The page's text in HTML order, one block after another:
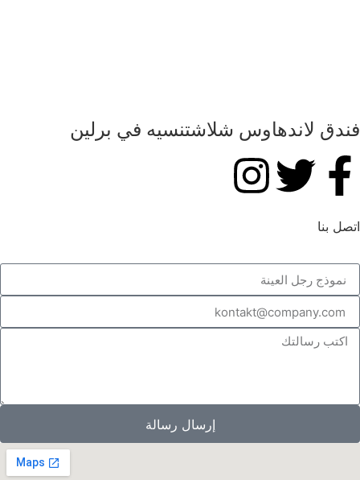
فندق لاندهاوس شلاشتنسيه في برلين
اتصل بنا
إرسال رسالة